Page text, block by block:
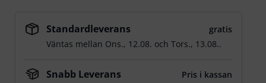
Standardleverans
gratis
Väntas mellan Ons., 12.08. ochTors., 13.08..
Snabb Leverans
Pris i kassan